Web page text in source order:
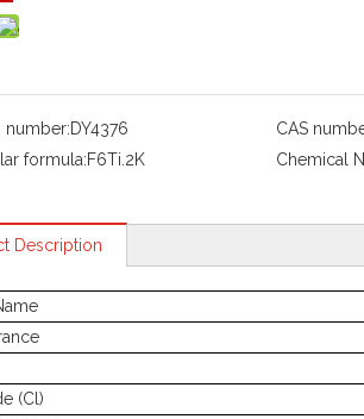
number:DY4376 CAS
formula:F6Ti.2K Chemical
Description
(Cl)